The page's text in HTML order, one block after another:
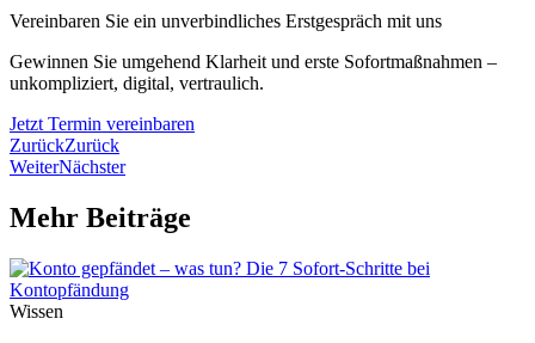
Vereinbaren Sie ein unverbindliches Erstgespräch mit uns
Gewinnen Sie umgehend Klarheit und erste Sofortmaßnahmen –
unkompliziert, digital, vertraulich.
Jetzt Termin vereinbaren
ZurückZurück
WeiterNächster
Mehr Beiträge
Wissen